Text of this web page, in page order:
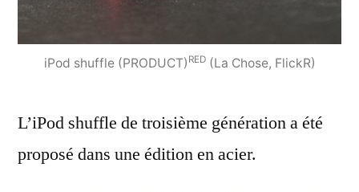
iPod shuffle (PRODUCT) RED(La Chose, FlickR)
L’iPod shuffle de troisième génération a été
proposé dans une édition en acier.